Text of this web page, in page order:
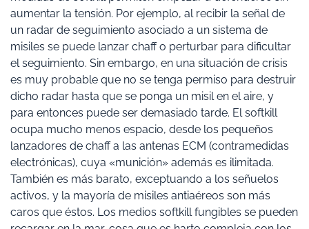
aumentar la tensión. Por ejemplo, al recibir la señal de
un radar de seguimiento asociado a un sistema de
misiles se puede lanzar chaff o perturbar para dificultar
el seguimiento. Sin embargo, en una situación de crisis
es muy probable que no se tenga permiso para destruir
dicho radar hasta que se ponga un misil en el aire, y
para entonces puede ser demasiado tarde. El softkill
ocupa mucho menos espacio, desde los pequeños
lanzadores de chaff a las antenas ECM (contramedidas
electrónicas), cuya «munición» además es ilimitada.
También es más barato, exceptuando a los señuelos
activos, y la mayoría de misiles antiaéreos son más
caros que éstos. Los medios softkill fungibles se pueden